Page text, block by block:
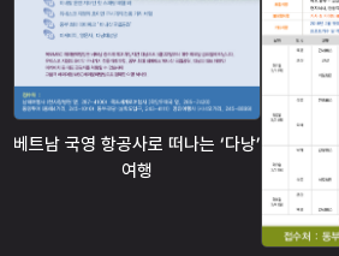
베트남 국영 항공사로 떠나는 ‘다낭’
여행